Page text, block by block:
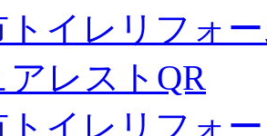
イレリフォ
アレストQR
トイレリフォ